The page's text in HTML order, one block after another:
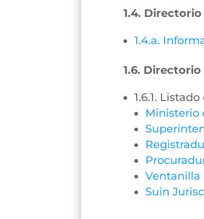
1.4.
1.4.a.
1.6.
1.6.1.
Ministerio
Ventanilla
Suin